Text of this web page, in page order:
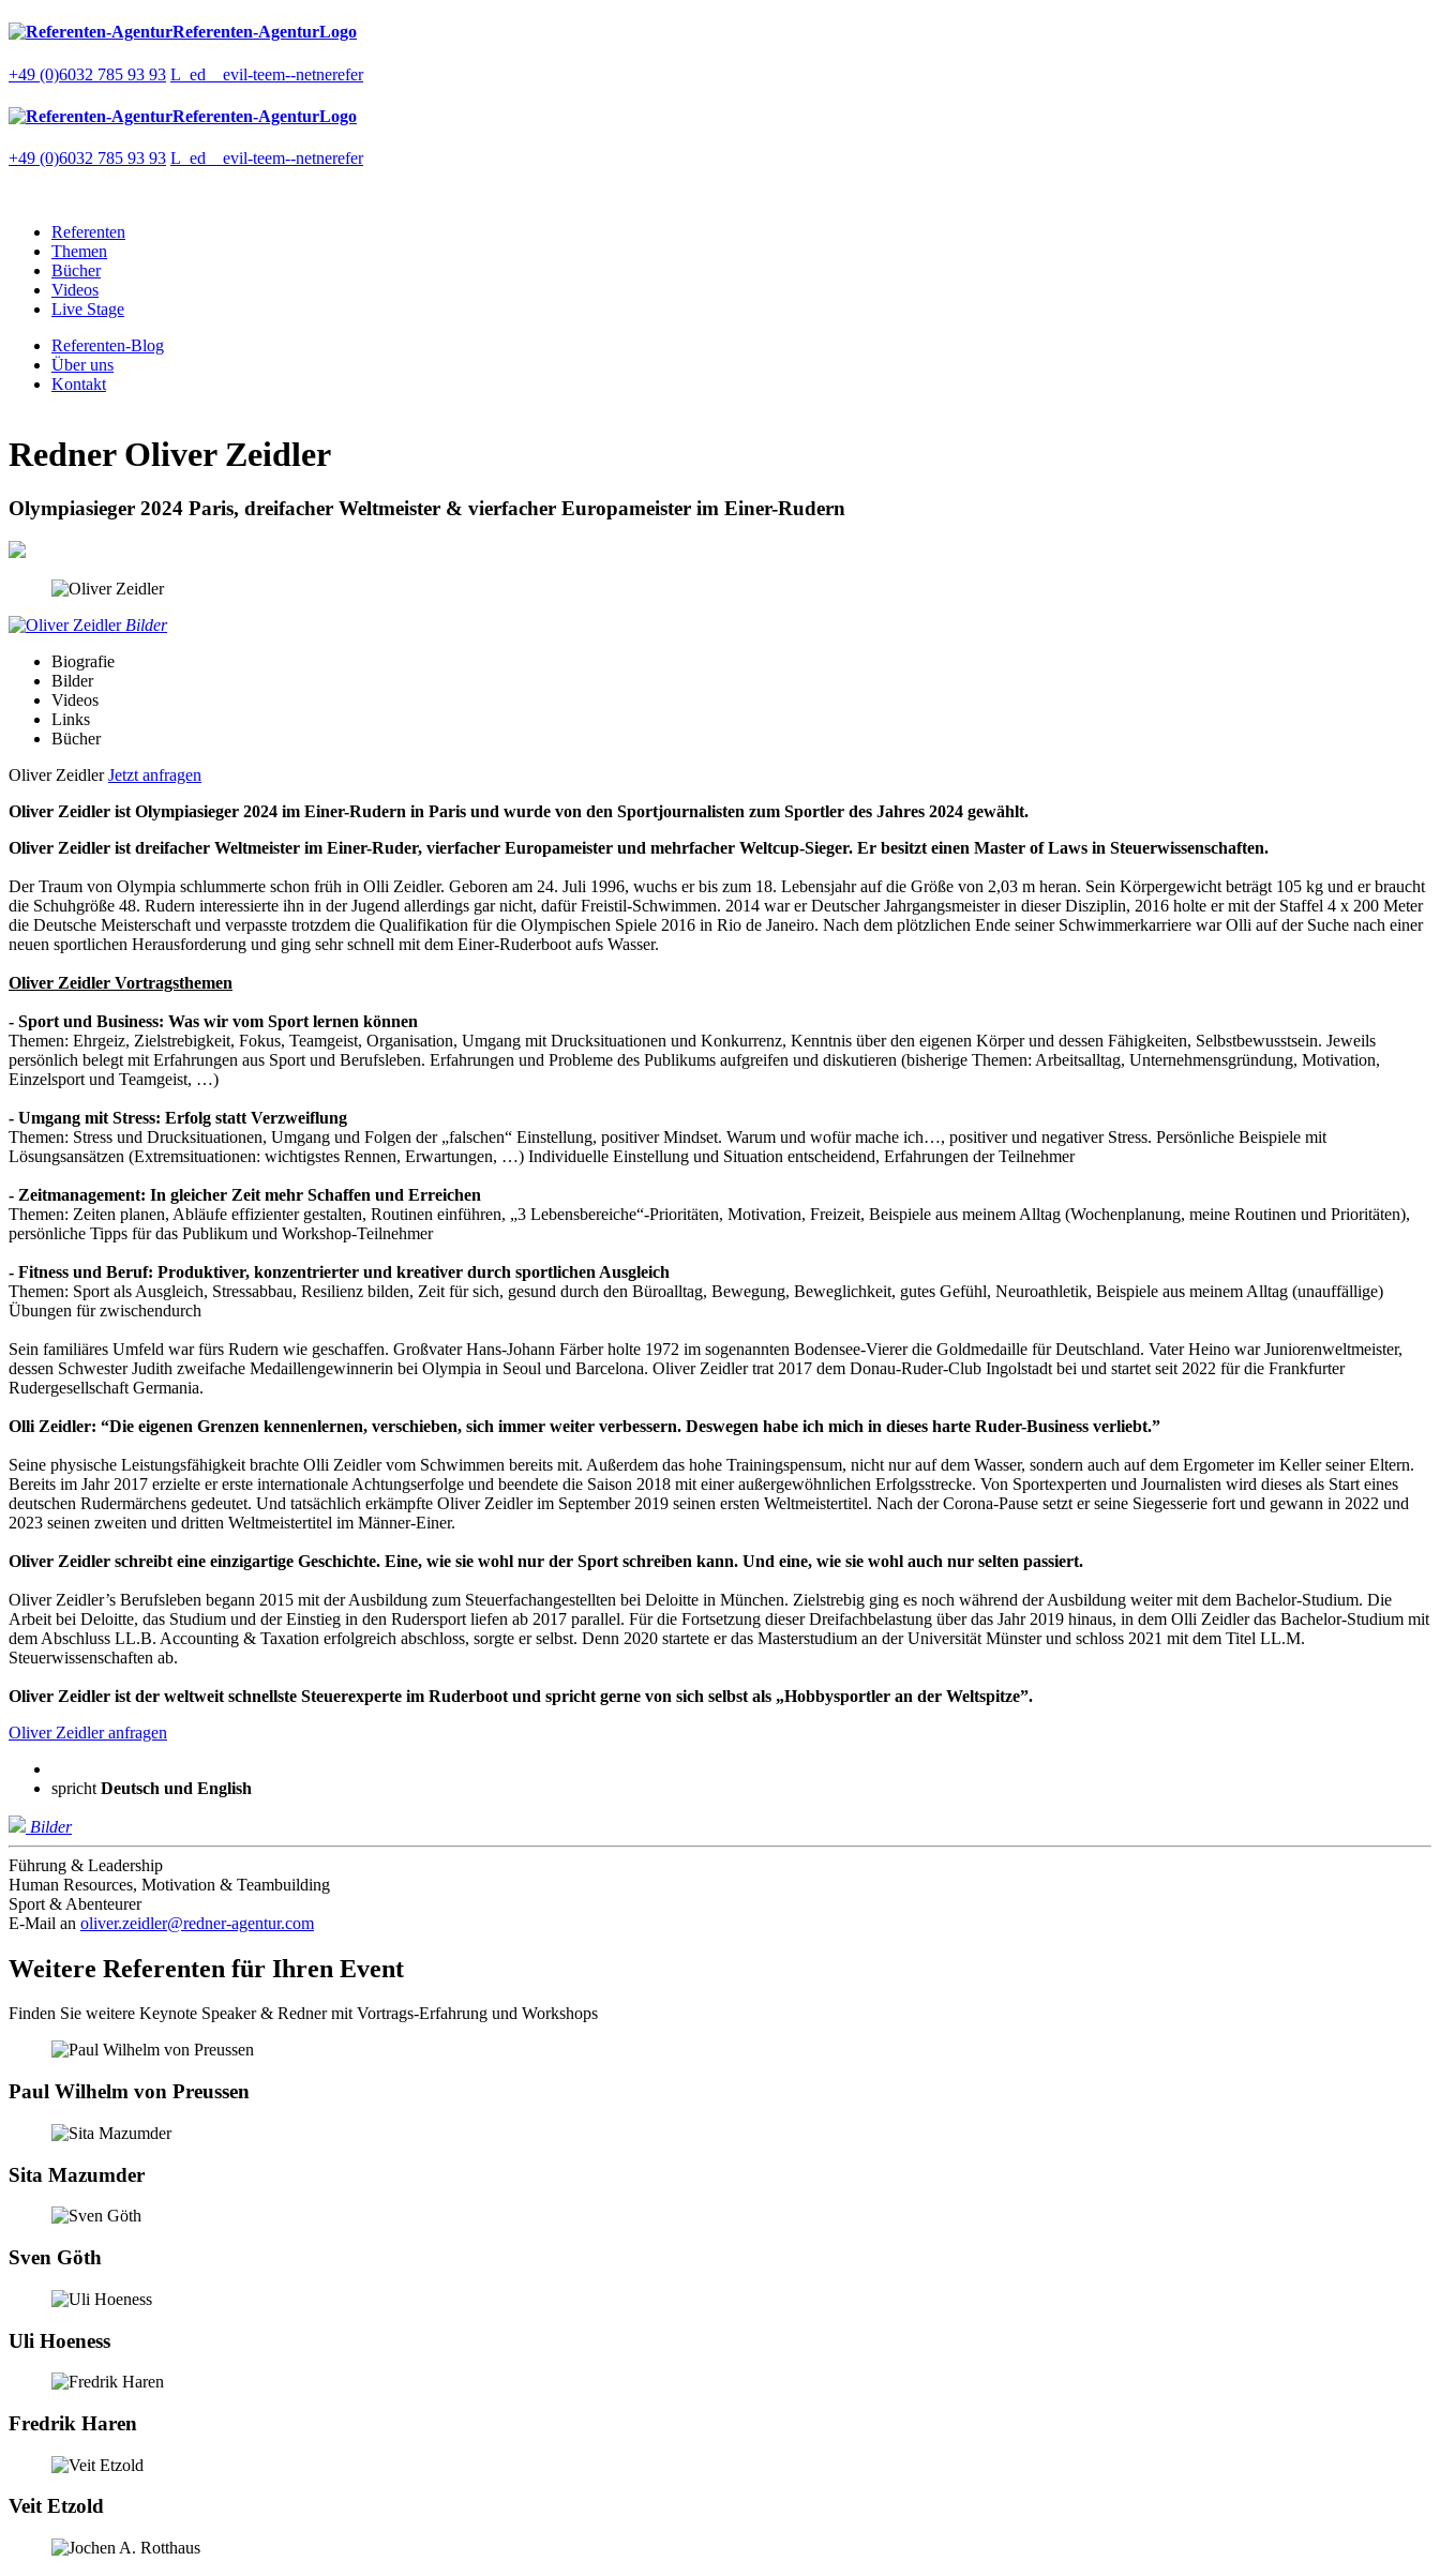
Referenten-AgenturLogo
+49 (0)6032 785 93 93 L_ed__evil-teem--netnerefer
Referenten-AgenturLogo
+49 (0)6032 785 93 93 L_ed__evil-teem--netnerefer
Referenten
Themen
Bücher
Videos
Live Stage
Referenten-Blog
Über uns
Kontakt
Redner Oliver Zeidler
Olympiasieger 2024 Paris, dreifacher Weltmeister & vierfacher Europameister im Einer-Rudern
Bilder
Biografie
Bilder
Videos
Links
Bücher
Oliver Zeidler Jetzt anfragen
Oliver Zeidler ist Olympiasieger 2024 im Einer-Rudern in Paris und wurde von den Sportjournalisten zum Sportler des Jahres 2024 gewählt.
Oliver Zeidler ist dreifacher Weltmeister im Einer-Ruder, vierfacher Europameister und mehrfacher Weltcup-Sieger. Er besitzt einen Master of Laws in Steuerwissenschaften.
Der Traum von Olympia schlummerte schon früh in Olli Zeidler. Geboren am 24. Juli 1996, wuchs er bis zum 18. Lebensjahr auf die Größe von 2,03 m heran. Sein Körpergewicht beträgt 105 kg und er braucht
die Schuhgröße 48. Rudern interessierte ihn in der Jugend allerdings gar nicht, dafür Freistil-Schwimmen. 2014 war er Deutscher Jahrgangsmeister in dieser Disziplin, 2016 holte er mit der Staffel 4 x 200 Meter
die Deutsche Meisterschaft und verpasste trotzdem die Qualifikation für die Olympischen Spiele 2016 in Rio de Janeiro. Nach dem plötzlichen Ende seiner Schwimmerkarriere war Olli auf der Suche nach einer
neuen sportlichen Herausforderung und ging sehr schnell mit dem Einer-Ruderboot aufs Wasser.
Oliver Zeidler Vortragsthemen
- Sport und Business: Was wir vom Sport lernen können
Themen: Ehrgeiz, Zielstrebigkeit, Fokus, Teamgeist, Organisation, Umgang mit Drucksituationen und Konkurrenz, Kenntnis über den eigenen Körper und dessen Fähigkeiten, Selbstbewusstsein. Jeweils
persönlich belegt mit Erfahrungen aus Sport und Berufsleben. Erfahrungen und Probleme des Publikums aufgreifen und diskutieren (bisherige Themen: Arbeitsalltag, Unternehmensgründung, Motivation,
Einzelsport und Teamgeist, …)
- Umgang mit Stress: Erfolg statt Verzweiflung
Themen: Stress und Drucksituationen, Umgang und Folgen der „falschen“ Einstellung, positiver Mindset. Warum und wofür mache ich…, positiver und negativer Stress. Persönliche Beispiele mit
Lösungsansätzen (Extremsituationen: wichtigstes Rennen, Erwartungen, …) Individuelle Einstellung und Situation entscheidend, Erfahrungen der Teilnehmer
- Zeitmanagement: In gleicher Zeit mehr Schaffen und Erreichen
Themen: Zeiten planen, Abläufe effizienter gestalten, Routinen einführen, „3 Lebensbereiche“-Prioritäten, Motivation, Freizeit, Beispiele aus meinem Alltag (Wochenplanung, meine Routinen und Prioritäten),
persönliche Tipps für das Publikum und Workshop-Teilnehmer
- Fitness und Beruf: Produktiver, konzentrierter und kreativer durch sportlichen Ausgleich
Themen: Sport als Ausgleich, Stressabbau, Resilienz bilden, Zeit für sich, gesund durch den Büroalltag, Bewegung, Beweglichkeit, gutes Gefühl, Neuroathletik, Beispiele aus meinem Alltag (unauffällige)
Übungen für zwischendurch
Sein familiäres Umfeld war fürs Rudern wie geschaffen. Großvater Hans-Johann Färber holte 1972 im sogenannten Bodensee-Vierer die Goldmedaille für Deutschland. Vater Heino war Juniorenweltmeister,
dessen Schwester Judith zweifache Medaillengewinnerin bei Olympia in Seoul und Barcelona. Oliver Zeidler trat 2017 dem Donau-Ruder-Club Ingolstadt bei und startet seit 2022 für die Frankfurter
Rudergesellschaft Germania.
Olli Zeidler: “Die eigenen Grenzen kennenlernen, verschieben, sich immer weiter verbessern. Deswegen habe ich mich in dieses harte Ruder-Business verliebt.”
Seine physische Leistungsfähigkeit brachte Olli Zeidler vom Schwimmen bereits mit. Außerdem das hohe Trainingspensum, nicht nur auf dem Wasser, sondern auch auf dem Ergometer im Keller seiner Eltern.
Bereits im Jahr 2017 erzielte er erste internationale Achtungserfolge und beendete die Saison 2018 mit einer außergewöhnlichen Erfolgsstrecke. Von Sportexperten und Journalisten wird dieses als Start eines
deutschen Rudermärchens gedeutet. Und tatsächlich erkämpfte Oliver Zeidler im September 2019 seinen ersten Weltmeistertitel. Nach der Corona-Pause setzt er seine Siegesserie fort und gewann in 2022 und
2023 seinen zweiten und dritten Weltmeistertitel im Männer-Einer.
Oliver Zeidler schreibt eine einzigartige Geschichte. Eine, wie sie wohl nur der Sport schreiben kann. Und eine, wie sie wohl auch nur selten passiert.
Oliver Zeidler’s Berufsleben begann 2015 mit der Ausbildung zum Steuerfachangestellten bei Deloitte in München. Zielstrebig ging es noch während der Ausbildung weiter mit dem Bachelor-Studium. Die
Arbeit bei Deloitte, das Studium und der Einstieg in den Rudersport liefen ab 2017 parallel. Für die Fortsetzung dieser Dreifachbelastung über das Jahr 2019 hinaus, in dem Olli Zeidler das Bachelor-Studium mit
dem Abschluss LL.B. Accounting & Taxation erfolgreich abschloss, sorgte er selbst. Denn 2020 startete er das Masterstudium an der Universität Münster und schloss 2021 mit dem Titel LL.M.
Steuerwissenschaften ab.
Oliver Zeidler ist der weltweit schnellste Steuerexperte im Ruderboot und spricht gerne von sich selbst als „Hobbysportler an der Weltspitze”.
Oliver Zeidler anfragen
spricht Deutsch und English
Bilder
Führung & Leadership
Human Resources, Motivation & Teambuilding
Sport & Abenteurer
E-Mail an oliver.zeidler@redner-agentur.com
Weitere Referenten für Ihren Event
Finden Sie weitere Keynote Speaker & Redner mit Vortrags-Erfahrung und Workshops
Paul Wilhelm von Preussen
Sita Mazumder
Sven Göth
Uli Hoeness
Fredrik Haren
Veit Etzold